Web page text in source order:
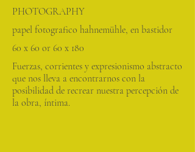
PHOTOGRAPHY
papel fotografico hahnemühle, en bastidor
60 x 60 or 60 x 180
Fuerzas, corrientes y expresionismo abstracto
que nos lleva a encontrarnos con la
posibilidad de recrear nuestra percepción de
la obra, íntima.